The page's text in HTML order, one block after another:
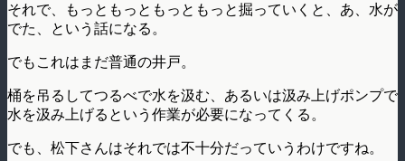
それで、もっともっともっともっと掘っていくと、あ、水が
でた、という話になる。
でもこれはまだ普通の井戸。
桶を吊るしてつるべで水を汲む、あるいは汲み上げポンプで
水を汲み上げるという作業が必要になってくる。
でも、松下さんはそれでは不十分だっていうわけですね。